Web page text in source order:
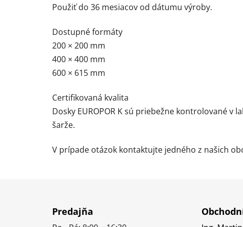
Použiť do 36 mesiacov od dátumu výroby.
Dostupné formáty
200 × 200 mm
400 × 400 mm
600 × 615 mm
Certifikovaná kvalita
Dosky EUROPOR K sú priebežne kontrolované
šarže.
V prípade otázok kontaktujte jedného z našich
Predajňa